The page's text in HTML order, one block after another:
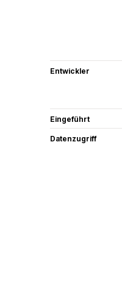
Entwickler
Eingeführt
Datenzugriff